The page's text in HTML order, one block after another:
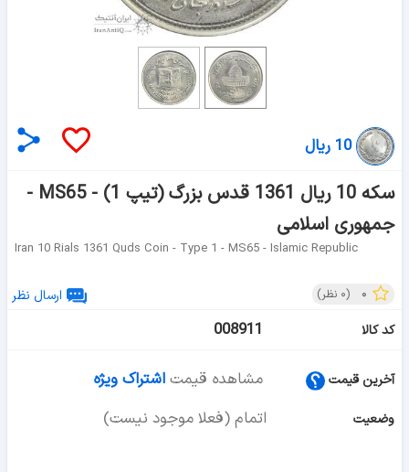
10 ریال
سکه 10 ریال 1361 قدس بزرگ (تیپ 1) - MS65 -
جمهوری اسلامی
Iran 10 Rials 1361 Quds Coin - Type 1 - MS65 - Islamic Republic
۰ (۰ نظر)
ارسال نظر
کد کالا
008911
آخرین قیمت مشاهده قیمت اشتراک ویژه
وضعیت اتمام (فعلا موجود نیست)